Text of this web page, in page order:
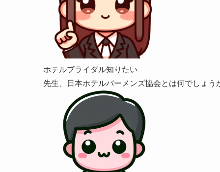
ホテルブライダル知りたい
先生、日本ホテルバーメンズ協会とは何でしょう